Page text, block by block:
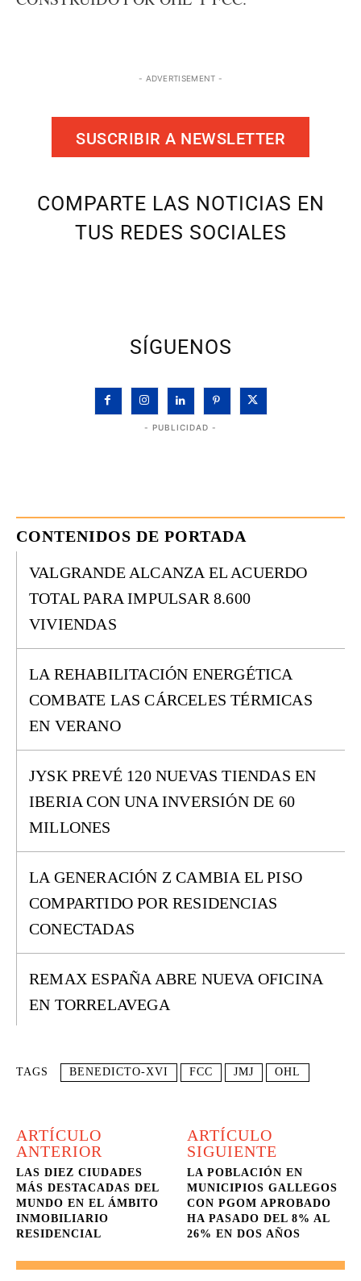
- ADVERTISEMENT -
SUSCRIBIR A NEWSLETTER
COMPARTE LAS NOTICIAS EN
TUS REDES SOCIALES
SÍGUENOS
- PUBLICIDAD -
CONTENIDOS DE PORTADA
VALGRANDE ALCANZA EL ACUERDO
TOTAL PARA IMPULSAR 8.600
VIVIENDAS
LA REHABILITACIÓN ENERGÉTICA
COMBATE LAS CÁRCELES TÉRMICAS
EN VERANO
JYSK PREVÉ 120 NUEVAS TIENDAS EN
IBERIA CON UNA INVERSIÓN DE 60
MILLONES
LA GENERACIÓN Z CAMBIA EL PISO
COMPARTIDO POR RESIDENCIAS
CONECTADAS
REMAX ESPAÑA ABRE NUEVA OFICINA
EN TORRELAVEGA
TAGS BENEDICTO-XVI FCC JMJ OHL
ARTÍCULO
ANTERIOR
LAS DIEZ CIUDADES
MÁS DESTACADAS DEL
MUNDO EN EL ÁMBITO
INMOBILIARIO
RESIDENCIAL
ARTÍCULO
SIGUIENTE
LA POBLACIÓN EN
MUNICIPIOS GALLEGOS
CON PGOM APROBADO
HA PASADO DEL 8% AL
26% EN DOS AÑOS